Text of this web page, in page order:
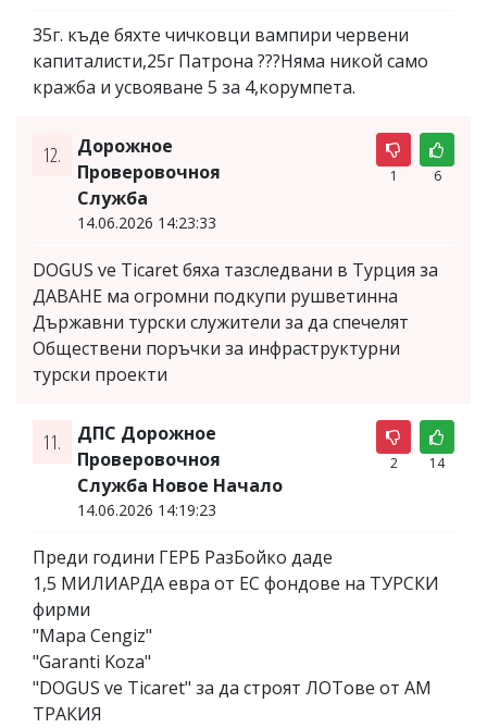
35г. къде бяхте чичковци вампири червени
капиталисти,25г Патрона ???Няма никой само
кражба и усвояване 5 за 4,корумпета.
12.
Дорожное
Проверовочноя
Служба
14.06.2026 14:23:33
1 6
DOGUS ve Ticaret бяха тазследвани в Турция за
ДАВАНЕ ма огромни подкупи рушветинна
Държавни турски служители за да спечелят
Обществени поръчки за инфраструктурни
турски проекти
11.
ДПС Дорожное
Проверовочноя
Служба Новое Начало
14.06.2026 14:19:23
2 14
Преди години ГЕРБ РазБойко даде
1,5 МИЛИАРДА евра от ЕС фондове на ТУРСКИ
фирми
"Mapa Cengiz"
"Garanti Koza"
"DOGUS ve Ticaret" за да строят ЛОТове от АМ
ТРАКИЯ